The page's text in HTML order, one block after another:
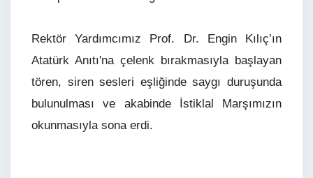
Rektör Yardımcımız Prof. Dr. Engin Kılıç’ın
Atatürk Anıtı'na çelenk bırakmasıyla başlayan
tören, siren sesleri eşliğinde saygı duruşunda
bulunulması ve akabinde İstiklal Marşımızın
okunmasıyla sona erdi.